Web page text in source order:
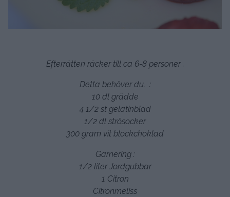
Efterrätten räcker till ca 6-8 personer .
Detta behöver du. :
10 dl grädde
4 1/2 st gelatinblad
1/2 dl strösocker
300 gram vit blockchoklad
Garnering :
1/2 liter Jordgubbar
1 Citron
Citronmeliss